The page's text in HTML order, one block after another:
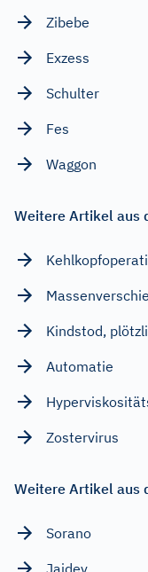
Zibebe
Exzess
Schulter
Fes
Waggon
Weitere Artikel aus
Kindstod,
Automatie
Zostervirus
Weitere Artikel aus
Sorano
Jaidev